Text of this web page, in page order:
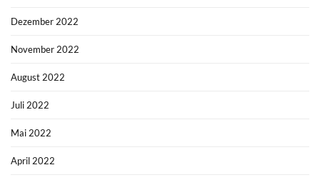
Dezember 2022
November 2022
August 2022
Juli 2022
Mai 2022
April 2022